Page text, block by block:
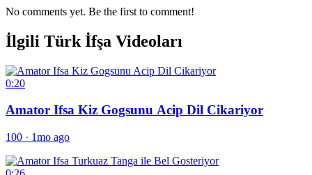
No comments yet. Be the first to comment!
İlgili Türk İfşa Videoları
0:20
Amator Ifsa Kiz Gogsunu Acip Dil Cikariyor
100 · 1mo ago